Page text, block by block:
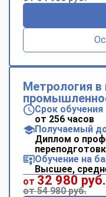
Метрология в
Срок обучения
от 256 часов
Получаемый
Диплом о
Обучение на
Высшее,
от 32 980 руб.
от 54 980 руб.